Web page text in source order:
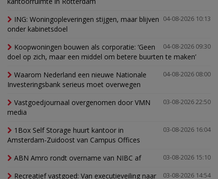
04-08-2026 10:13
ING: Woningopleveringen stijgen, maar blijven
onder kabinetsdoel
04-08-2026 09:30
Koopwoningen bouwen als corporatie: ‘Geen
doel op zich, maar een middel om betere buurten te maken’
04-08-2026 08:00
Waarom Nederland een nieuwe Nationale
Investeringsbank serieus moet overwegen
03-08-2026 22:50
Vastgoedjournaal overgenomen door VMN
media
03-08-2026 16:04
1Box Self Storage huurt kantoor in
Amsterdam-Zuidoost van Campus Offices
03-08-2026 15:10
ABN Amro rondt overname van NIBC af
03-08-2026 14:54
Recreatief vastgoed: Van executieveiling naar